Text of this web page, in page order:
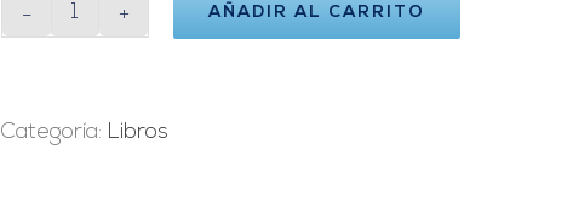
de
AÑADIR AL CARRITO
Categoría: Libros